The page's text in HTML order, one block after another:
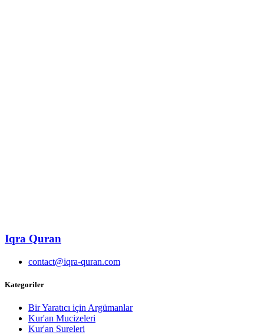
Iqra Quran
contact@iqra-quran.com
Kategoriler
Bir Yaratıcı için Argümanlar
Kur'an Mucizeleri
Kur'an Sureleri